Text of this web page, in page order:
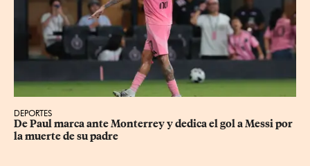
DEPORTES
De Paul marca ante Monterrey y dedica el gol a Messi por
la muerte de su padre